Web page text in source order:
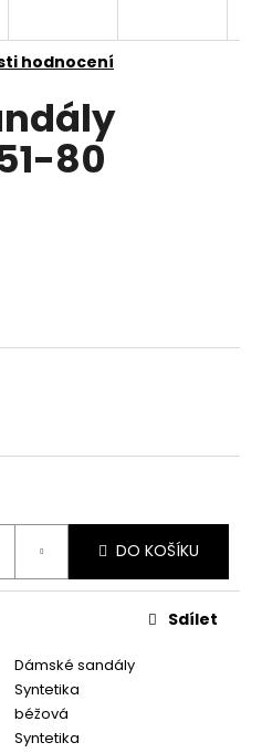
hodnocení
80
DO KOŠÍKU
Dámské sandály
Syntetika
béžová
Syntetika
Sdílet